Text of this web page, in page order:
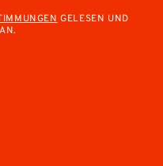
GELESEN UND